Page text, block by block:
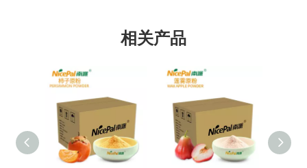
相关产品